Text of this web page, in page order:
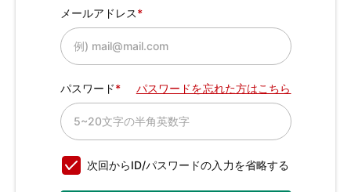
メールアドレス
パスワード パスワードを忘れた方はこちら
次回からID/パスワードの入力を省略する